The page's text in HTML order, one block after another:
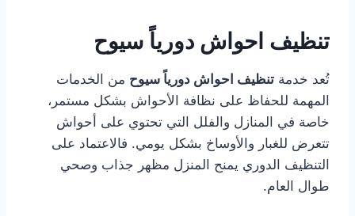
تنظيف احواش دورياً سيوح
تُعد خدمة تنظيف احواش دورياً سيوح من الخدمات
المهمة للحفاظ على نظافة الأحواش بشكل مستمر،
خاصة في المنازل والفلل التي تحتوي على أحواش
تتعرض للغبار والأوساخ بشكل يومي. فالاعتماد على
التنظيف الدوري يمنح المنزل مظهر جذاب وصحي
طوال العام.